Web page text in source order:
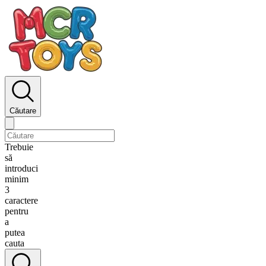
Căutare
Trebuie
să
introduci
minim
3
caractere
pentru
a
putea
cauta